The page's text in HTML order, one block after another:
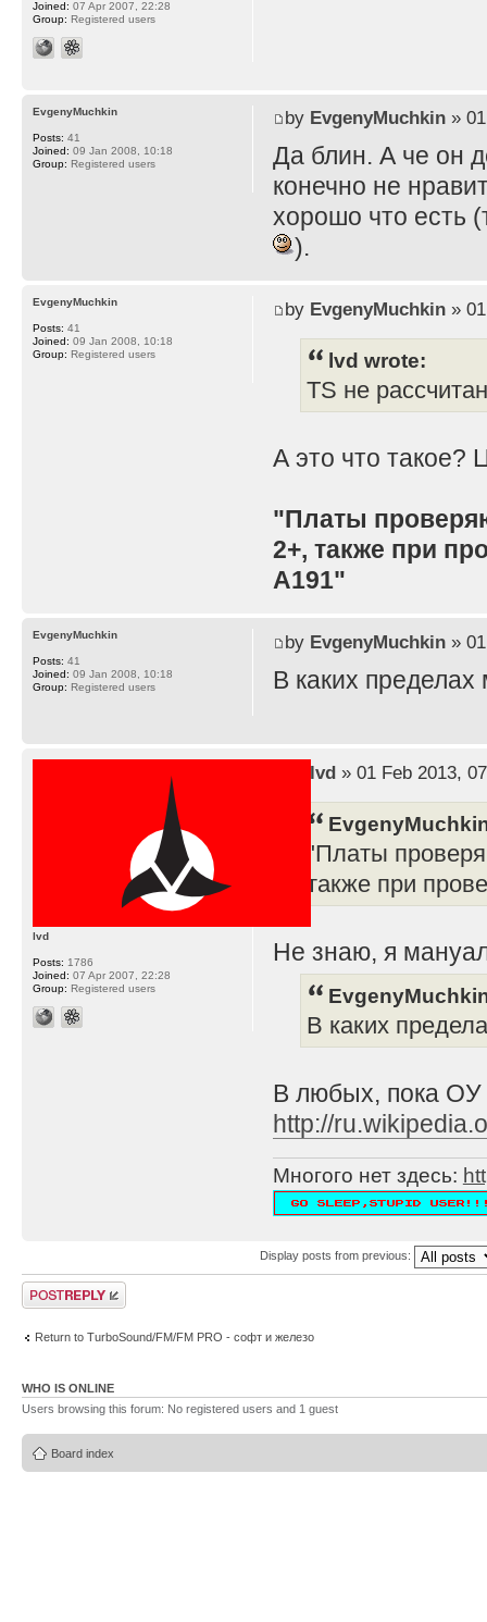
Joined: 07 Apr 2007, 22:28
Group: Registered users
by EvgenyMuchkin» 01
Да блин. А че он
конечно не
хорошо что есть
).
EvgenyMuchkin
Posts: 41
Joined: 09 Jan 2008, 10:18
Group: Registered users
by EvgenyMuchkin» 01
lvd wrote:
TS не
А это что такое?
"Платы
2+, также при
A191"
EvgenyMuchkin
Posts: 41
Joined: 09 Jan 2008, 10:18
Group: Registered users
by EvgenyMuchkin» 01
В каких
EvgenyMuchkin
Posts: 41
Joined: 09 Jan 2008, 10:18
Group: Registered users
lvd» 01 Feb 2013,
"Платы
также при
Не знаю, я
В каких
В любых, пока ОУ
http://
Многого нет здесь:
lvd
Posts: 1786
Joined: 07 Apr 2007, 22:28
Group: Registered users
Display posts from previous:
Post a reply
Return to TurboSound/FM/FM PRO - софт и железо
WHO IS ONLINE
Users browsing this forum: No registered users and 1 guest
Board index